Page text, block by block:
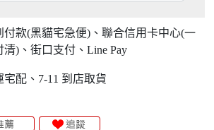
付款(黑貓宅急便)、聯合信用卡中心(一
清)、街口支付、Line Pay
宅配、7-11 到店取貨